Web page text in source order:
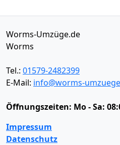
Worms-Umzüge.de
Worms
Tel.: 01579-2482399
E-Mail: info@worms-
Öffnungszeiten: Mo - Sa:
Impressum
Datenschutz